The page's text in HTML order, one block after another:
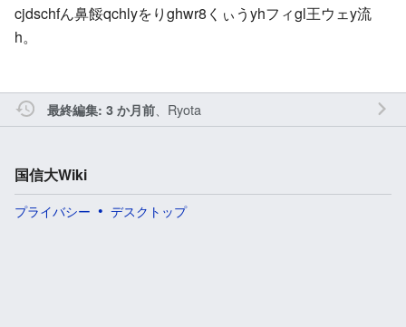
cjdschfん鼻餒qchlyをりghwr8くぃうyhフィgl王ウェy流
h。
最終編集: 3 か月前、 Ryota
国信大Wiki
プライバシー デスクトップ